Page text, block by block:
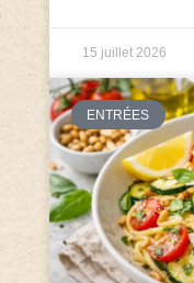
15 juillet 2026
ENTRÉES